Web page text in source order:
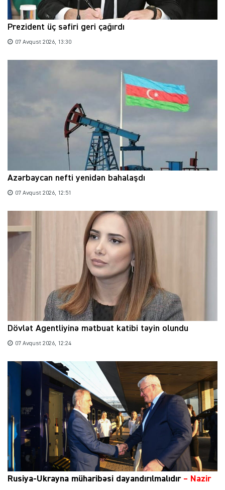
Prezident üç səfiri geri çağırdı
07 Avqust 2026, 13:30
Azərbaycan nefti yenidən bahalaşdı
07 Avqust 2026, 12:51
Dövlət Agentliyinə mətbuat katibi təyin olundu
07 Avqust 2026, 12:24
Rusiya-Ukrayna müharibəsi dayandırılmalıdır– Nazir